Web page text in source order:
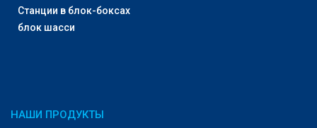
Станции в блок-боксах
блок шасси
НАШИ ПРОДУКТЫ